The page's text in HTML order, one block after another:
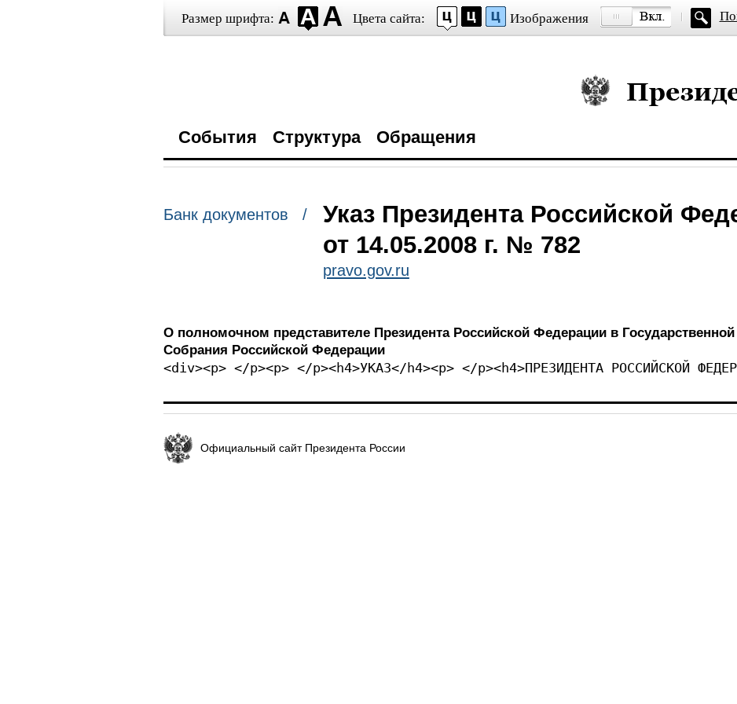
Размер шрифта: Цвета сайта: Изображения
Президент России —
События Структура Обращения
Банк документов /
Указ Президента Российской
от 14.05.2008 г. № 782
pravo.gov.ru
О полномочном представителе Президента Российской Федерации в
Собрания Российской Федерации
<div><p> </p><p> </p><h4>УКАЗ</h4><p> </p><h4>ПРЕЗИДЕНТА РОССИЙСКОЙ
Официальный сайт Президента России